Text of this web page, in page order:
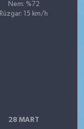
Nem: %72
Rüzgar: 15 km/h
28 MART